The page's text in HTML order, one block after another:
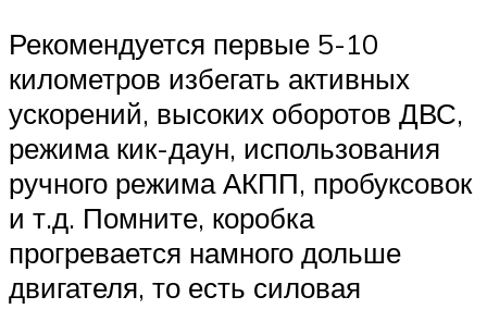
Рекомендуется первые 5-10
километров избегать активных
ускорений, высоких оборотов ДВС,
режима кик-даун, использования
ручного режима АКПП, пробуксовок
и т.д. Помните, коробка
прогревается намного дольше
двигателя, то есть силовая